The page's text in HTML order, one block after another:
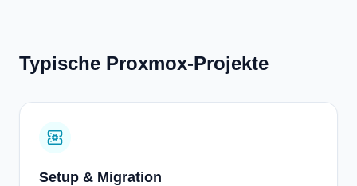
Typische Proxmox-Projekte
Setup & Migration